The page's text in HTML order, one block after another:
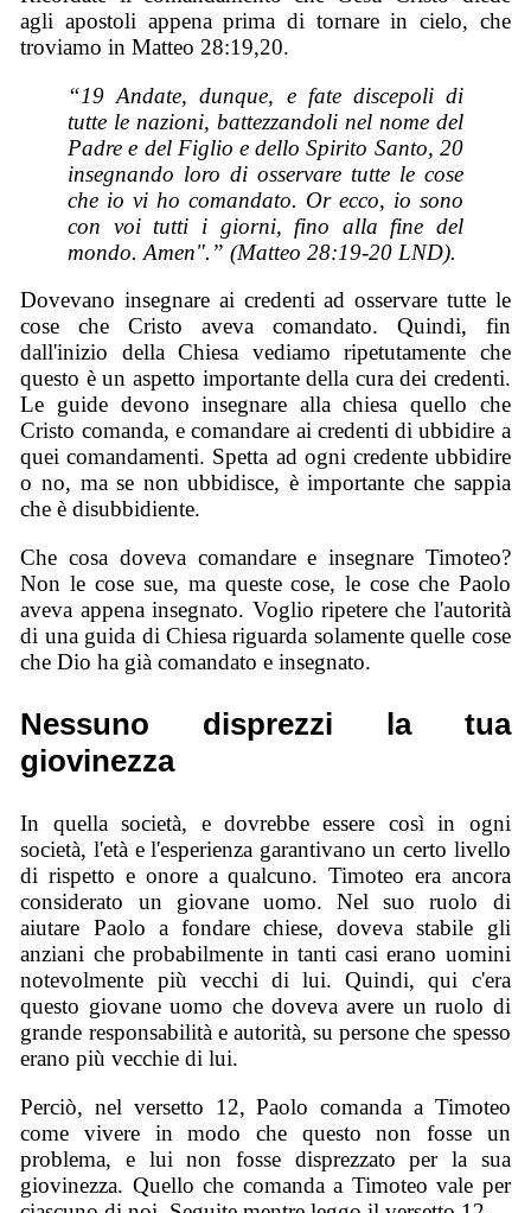
agli apostoli appena prima di tornare in cielo, che
troviamo in Matteo 28:19,20.
“19 Andate, dunque, e fate discepoli di
tutte le nazioni, battezzandoli nel nome del
Padre e del Figlio e dello Spirito Santo, 20
insegnando loro di osservare tutte le cose
che io vi ho comandato. Or ecco, io sono
con voi tutti i giorni, fino alla fine del
mondo. Amen".” (Matteo 28:19-20 LND).
Dovevano insegnare ai credenti ad osservare tutte le
cose che Cristo aveva comandato. Quindi, fin
dall'inizio della Chiesa vediamo ripetutamente che
questo è un aspetto importante della cura dei credenti.
Le guide devono insegnare alla chiesa quello che
Cristo comanda, e comandare ai credenti di ubbidire a
quei comandamenti. Spetta ad ogni credente ubbidire
o no, ma se non ubbidisce, è importante che sappia
che è disubbidiente.
Che cosa doveva comandare e insegnare Timoteo?
Non le cose sue, ma queste cose, le cose che Paolo
aveva appena insegnato. Voglio ripetere che l'autorità
di una guida di Chiesa riguarda solamente quelle cose
che Dio ha già comandato e insegnato.
Nessuno disprezzi la tua
giovinezza
In quella società, e dovrebbe essere così in ogni
società, l'età e l'esperienza garantivano un certo livello
di rispetto e onore a qualcuno. Timoteo era ancora
considerato un giovane uomo. Nel suo ruolo di
aiutare Paolo a fondare chiese, doveva stabile gli
anziani che probabilmente in tanti casi erano uomini
notevolmente più vecchi di lui. Quindi, qui c'era
questo giovane uomo che doveva avere un ruolo di
grande responsabilità e autorità, su persone che spesso
erano più vecchie di lui.
Perciò, nel versetto 12, Paolo comanda a Timoteo
come vivere in modo che questo non fosse un
problema, e lui non fosse disprezzato per la sua
giovinezza. Quello che comanda a Timoteo vale per